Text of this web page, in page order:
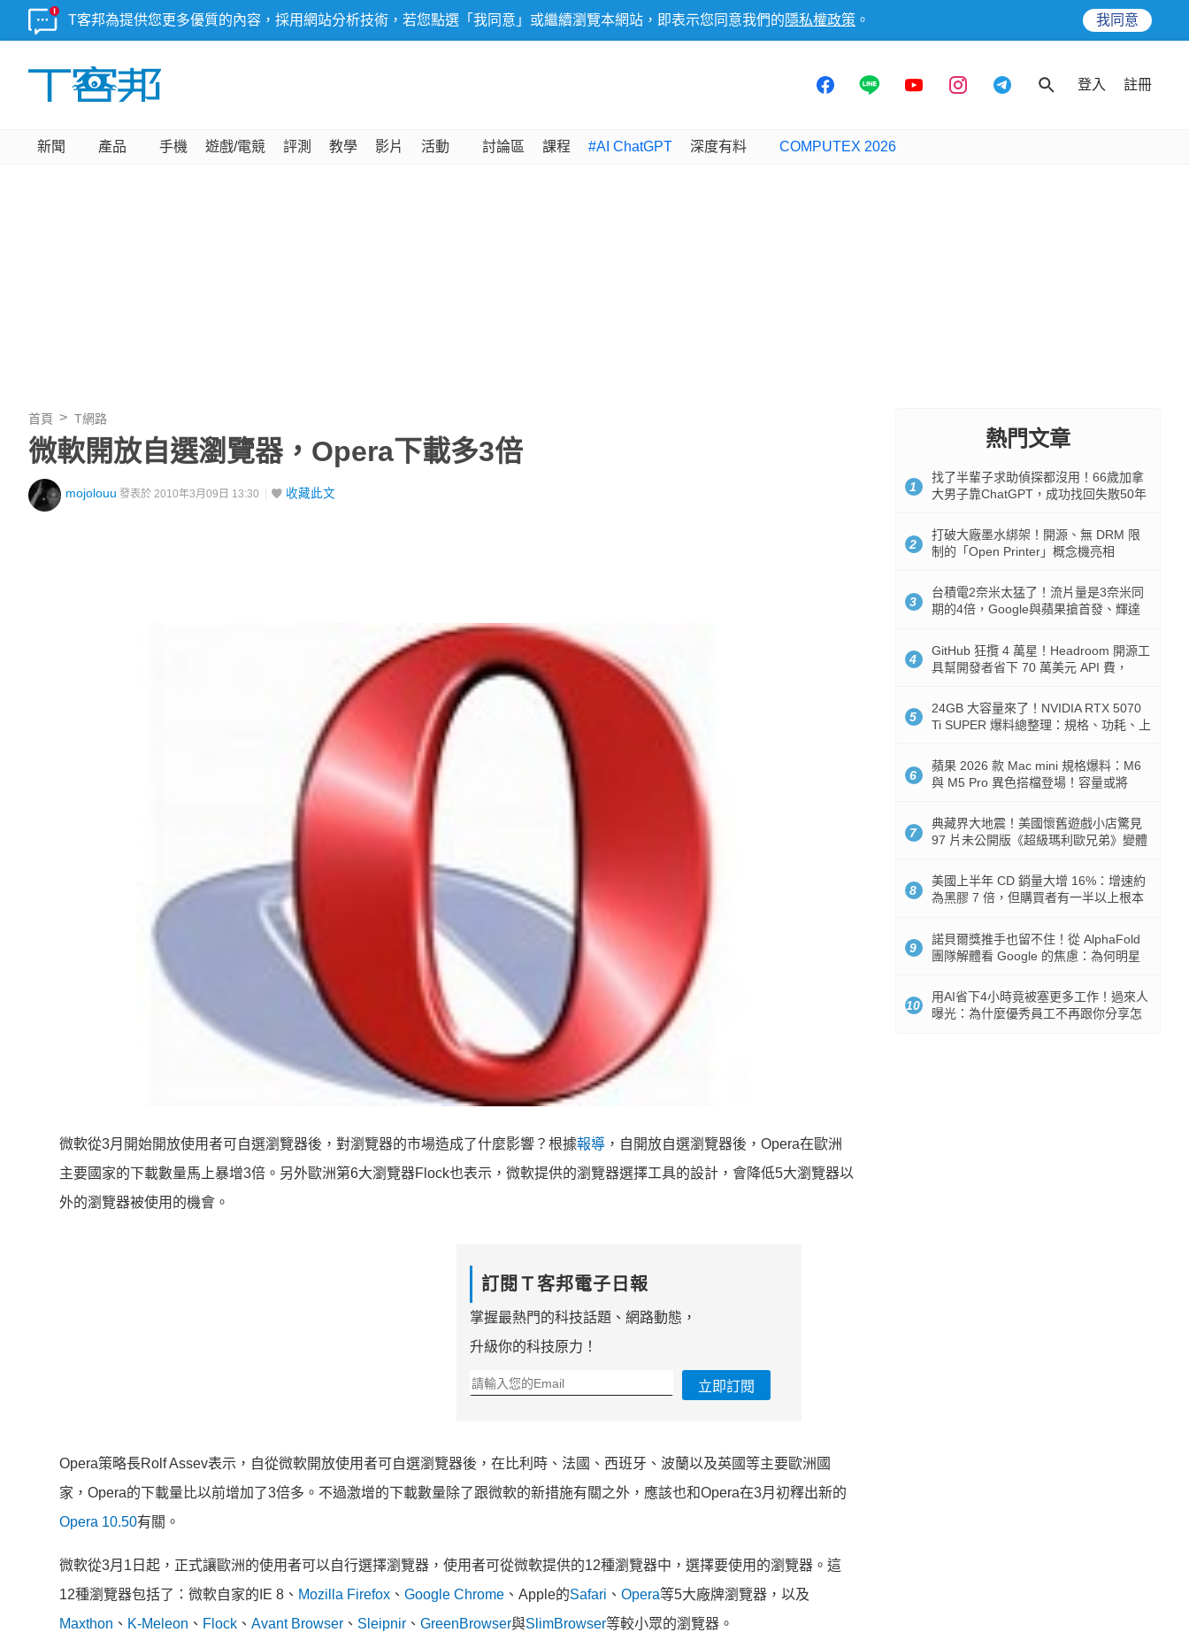
T客邦為提供您更多優質的內容，採用網站分析技術，若您點選「我同意」或繼續瀏覽本網站，即表示您同意我們的 隱私權政策 。 我同意
登入 註冊
新聞 產品 手機 遊戲/電競 評測 教學 影片 活動 討論區 課程 #AI ChatGPT 深度有料 COMPUTEX 2026
首頁 T網路
微軟開放自選瀏覽器，Opera下載多3倍
mojolouu 發表於 2010年3月09日 13:30 收藏此文
微軟從3月開始開放使用者可自選瀏覽器後，對瀏覽器的市場造成了什麼影響？根據報導 ，自開放自選瀏覽器後，Opera在歐洲
主要國家的下載數量馬上暴增3倍。另外歐洲第6大瀏覽器Flock也表示，微軟提供的瀏覽器選擇工具的設計，會降低5大瀏覽器以
外的瀏覽器被使用的機會。
訂閱Ｔ客邦電子日報
掌握最熱門的科技話題、網路動態，
升級你的科技原力！
立即訂閱
Opera策略長Rolf Assev表示，自從微軟開放使用者可自選瀏覽器後，在比利時、法國、西班牙、波蘭以及英國等主要歐洲國
家，Opera的下載量比以前增加了3倍多。不過激增的下載數量除了跟微軟的新措施有關之外，應該也和Opera在3月初釋出新的
Opera 10.50有關。
微軟從3月1日起，正式讓歐洲的使用者可以自行選擇瀏覽器，使用者可從微軟提供的12種瀏覽器中，選擇要使用的瀏覽器。這
12種瀏覽器包括了：微軟自家的IE 8、 Mozilla Firefox 、 Google Chrome 、Apple的Safari 、 Opera等5大廠牌瀏覽器，以及
Maxthon 、 K-Meleon 、 Flock 、 Avant Browser 、 Sleipnir 、 GreenBrowser與SlimBrowser等較小眾的瀏覽器。
熱門文章
1
找了半輩子求助偵探都沒用！66歲加拿
大男子靠ChatGPT，成功找回失散50年
2
打破大廠墨水綁架！開源、無 DRM 限
制的「Open Printer」概念機亮相
3
台積電2奈米太猛了！流片量是3奈米同
期的4倍，Google與蘋果搶首發、輝達
4
GitHub 狂攬 4 萬星！Headroom 開源工
具幫開發者省下 70 萬美元 API 費，
5
24GB 大容量來了！NVIDIA RTX 5070
Ti SUPER 爆料總整理：規格、功耗、上
6
蘋果 2026 款 Mac mini 規格爆料：M6
與 M5 Pro 異色搭檔登場！容量或將
7
典藏界大地震！美國懷舊遊戲小店驚見
97 片未公開版《超級瑪利歐兄弟》變體
8
美國上半年 CD 銷量大增 16%：增速約
為黑膠 7 倍，但購買者有一半以上根本
9
諾貝爾獎推手也留不住！從 AlphaFold
團隊解體看 Google 的焦慮：為何明星
10
用AI省下4小時竟被塞更多工作！過來人
曝光：為什麼優秀員工不再跟你分享怎